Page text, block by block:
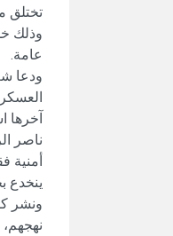
تختلق
وذلك
عامة.
ودعا
آخرها
ناصر
أمنية
ينخدع
ونشر